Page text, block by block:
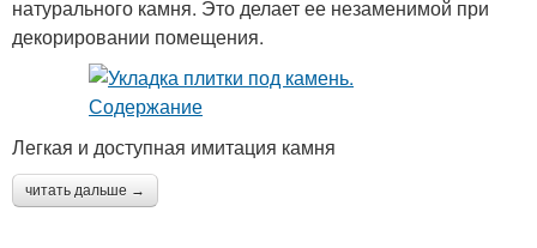
натурального камня. Это делает ее незаменимой при
декорировании помещения.
Легкая и доступная имитация камня
читать дальше →